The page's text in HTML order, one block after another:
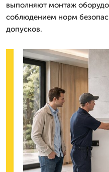
выполняют монтаж
соблюдением норм
допусков.